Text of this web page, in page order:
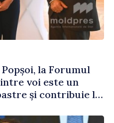
la Forumul
voi este un
și contribuie la